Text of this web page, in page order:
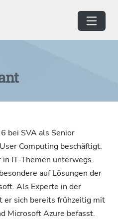
bei SVA als Senior
Computing beschäftigt.
IT-Themen unterwegs.
auf Lösungen der
Als Experte in der
er sich bereits frühzeitig mit
Microsoft Azure befasst.